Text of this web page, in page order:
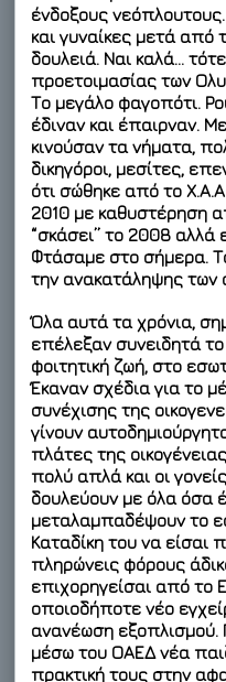
ένδοξους
και γυναίκες μετά από
δουλειά. Ναι καλά…
προετοιμασίας των
Το μεγάλο φαγοπότι.
έδιναν και έπαιρναν.
κινούσαν τα νήματα,
δικηγόροι, μεσίτες,
ότι σώθηκε από το
2010 με καθυστέρηση
“σκάσει” το 2008 αλλά
Φτάσαμε στο σήμερα.
την ανακατάληψης των
Όλα αυτά τα χρόνια,
επέλεξαν συνειδητά
φοιτητική ζωή, στο
Έκαναν σχέδια για το
συνέχισης της
γίνουν
πλάτες της
πολύ απλά και οι
δουλεύουν με όλα όσα
μεταλαμπαδέψουν το
Καταδίκη του να είσαι
πληρώνεις φόρους
επιχορηγείσαι από το
οποιοδήποτε νέο
ανανέωση
μέσω του ΟΑΕΔ νέα
πρακτική τους στην